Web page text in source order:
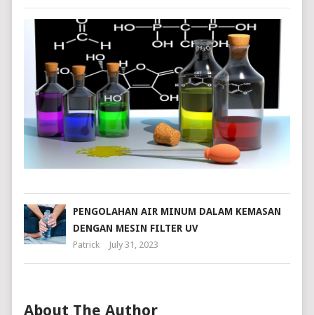
PENGOLAHAN AIR MINUM DALAM KEMASAN
DENGAN MESIN FILTER UV
Patrick July 31, 2023
About The Author